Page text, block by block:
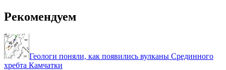
Рекомендуем
Геологи поняли, как появились вулканы Срединного
хребта Камчатки